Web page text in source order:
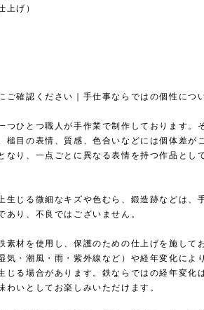
上げ）
ご確認ください｜手仕事ならではの個性につ
つひとつ職人が手作業で制作しております。
槌目の表情、質感、色合いなどには個体差が
なり、一点ごとに異なる表情を持つ作品とし
生じる微細なキズや色むら、鍛造跡などは、
あり、不良ではございません。
素材を使用し、保護のための仕上げを施して
気・潮風・雨・紫外線など）や経年変化によ
じる場合があります。鉄ならではの経年変化
わいとしてお楽しみいただけます。